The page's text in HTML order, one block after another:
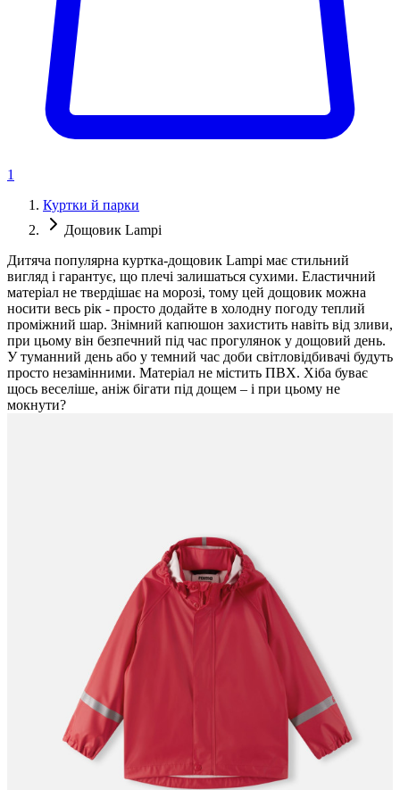
1
Куртки й парки
Дощовик Lampi
Дитяча популярна куртка-дощовик Lampi має стильний
вигляд і гарантує, що плечі залишаться сухими. Еластичний
матеріал не твердішає на морозі, тому цей дощовик можна
носити весь рік - просто додайте в холодну погоду теплий
проміжний шар. Знімний капюшон захистить навіть від зливи,
при цьому він безпечний під час прогулянок у дощовий день.
У туманний день або у темний час доби світловідбивачі будуть
просто незамінними. Матеріал не містить ПВХ. Хіба буває
щось веселіше, аніж бігати під дощем – і при цьому не
мокнути?